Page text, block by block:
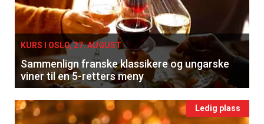
KURS I OSLO, 27. AUGUST
Sammenlign franske klassikere og ungarske
viner til en 5-retters meny
Ledig plass